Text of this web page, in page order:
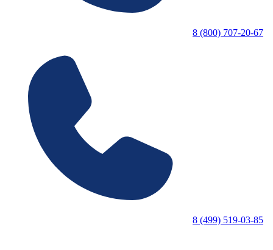
8 (800) 707-20-67
8 (499) 519-03-85